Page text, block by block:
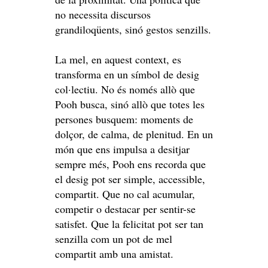
no necessita discursos
grandiloqüents, sinó gestos senzills.
La mel, en aquest context, es
transforma en un símbol de desig
col·lectiu. No és només allò que
Pooh busca, sinó allò que totes les
persones busquem: moments de
dolçor, de calma, de plenitud. En un
món que ens impulsa a desitjar
sempre més, Pooh ens recorda que
el desig pot ser simple, accessible,
compartit. Que no cal acumular,
competir o destacar per sentir-se
satisfet. Que la felicitat pot ser tan
senzilla com un pot de mel
compartit amb una amistat.